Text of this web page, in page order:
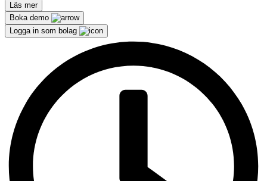
Läs mer
Boka demo
Logga in som bolag